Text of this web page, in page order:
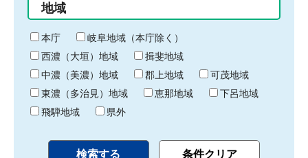
り
終
わ
り
地域
本庁
岐阜地域（本庁除く）
西濃（大垣）地域
揖斐地域
中濃（美濃）地域
郡上地域
可茂地域
東濃（多治見）地域
恵那地域
下呂地域
飛騨地域
県外